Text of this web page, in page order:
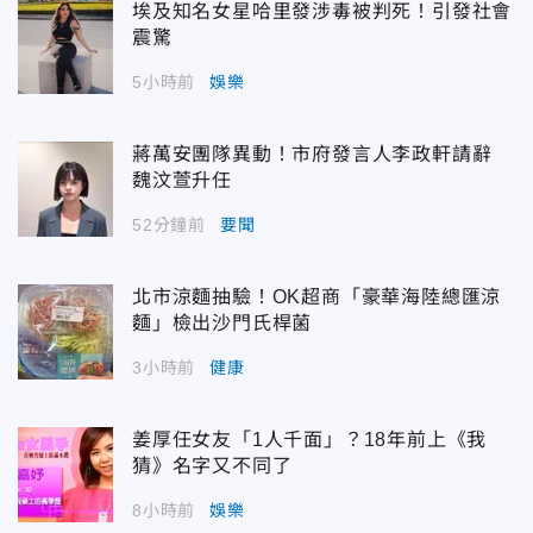
埃及知名女星哈里發涉毒被判死！引發社會
震驚
5小時前 娛樂
蔣萬安團隊異動！市府發言人李政軒請辭
魏汶萱升任
52分鐘前 要聞
北市涼麵抽驗！OK超商「豪華海陸總匯涼
麵」檢出沙門氏桿菌
3小時前 健康
姜厚任女友「1人千面」？18年前上《我
猜》名字又不同了
8小時前 娛樂